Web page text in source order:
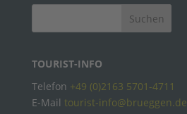
TOURIST-INFO
Telefon +49 (0)2163 5701-4711
E-Mail tourist-info@brueggen.de